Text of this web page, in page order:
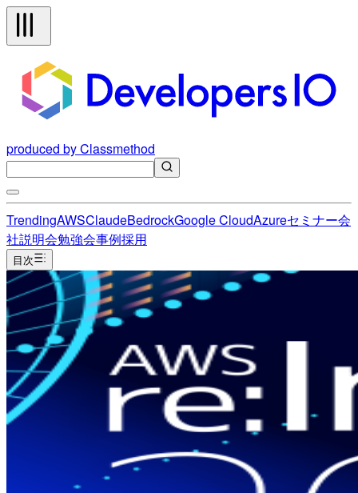
produced by Classmethod
TrendingAWSClaudeBedrockGoogle CloudAzureセミナー会
社説明会勉強会事例採用
目次